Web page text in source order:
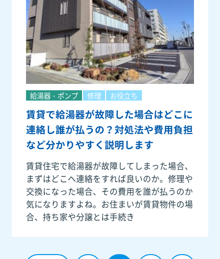
給湯器・ポンプ 修理 お役立ち
賃貸で給湯器が故障した場合はどこに
連絡し誰が払うの？対処法や費用負担
など分かりやすく説明します
賃貸住宅で給湯器が故障してしまった場合、
まずはどこへ連絡をすれば良いのか。修理や
交換になった場合、その費用を誰が払うのか
気になりますよね。お住まいが賃貸物件の場
合、持ち家や分譲とは手続き